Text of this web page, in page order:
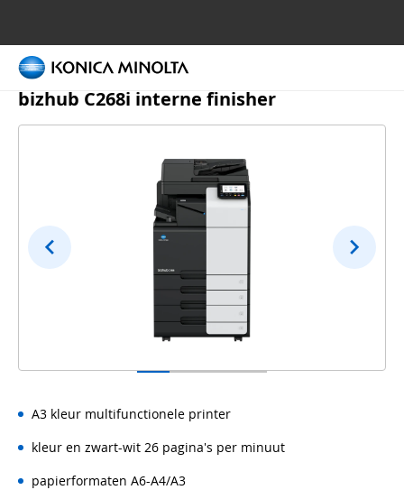
Kleurenprinters
bizhub C268i interne finisher
A3 kleur multifunctionele printer
kleur en zwart-wit 26 pagina's per minuut
papierformaten A6-A4/A3